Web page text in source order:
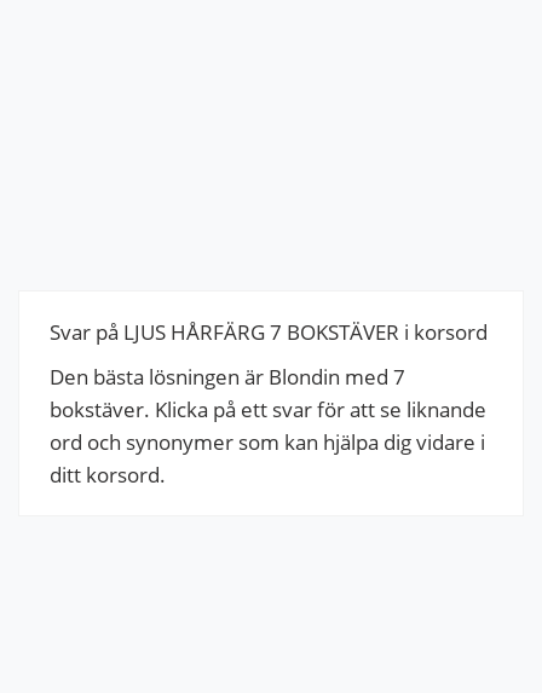
Svar på LJUS HÅRFÄRG 7 BOKSTÄVER i korsord
Den bästa lösningen är Blondin med 7
bokstäver. Klicka på ett svar för att se liknande
ord och synonymer som kan hjälpa dig vidare i
ditt korsord.